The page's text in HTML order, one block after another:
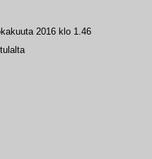
2016 klo 1.46